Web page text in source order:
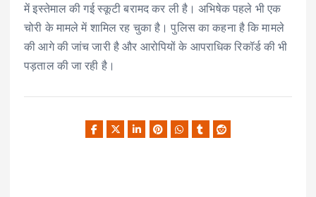
में इस्तेमाल की गई स्कूटी बरामद कर ली है। अभिषेक पहले भी एक
चोरी के मामले में शामिल रह चुका है। पुलिस का कहना है कि मामले
की आगे की जांच जारी है और आरोपियों के आपराधिक रिकॉर्ड की भी
पड़ताल की जा रही है।